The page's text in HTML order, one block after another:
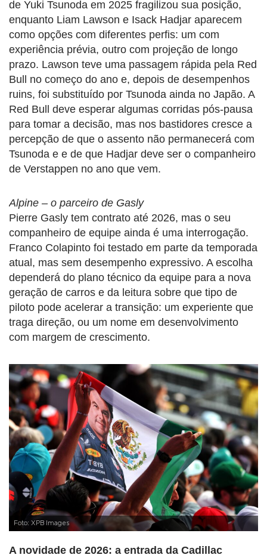
de Yuki Tsunoda em 2025 fragilizou sua posição,
enquanto Liam Lawson e Isack Hadjar aparecem
como opções com diferentes perfis: um com
experiência prévia, outro com projeção de longo
prazo. Lawson teve uma passagem rápida pela Red
Bull no começo do ano e, depois de desempenhos
ruins, foi substituído por Tsunoda ainda no Japão. A
Red Bull deve esperar algumas corridas pós-pausa
para tomar a decisão, mas nos bastidores cresce a
percepção de que o assento não permanecerá com
Tsunoda e e de que Hadjar deve ser o companheiro
de Verstappen no ano que vem.
Alpine – o parceiro de Gasly
Pierre Gasly tem contrato até 2026, mas o seu
companheiro de equipe ainda é uma interrogação.
Franco Colapinto foi testado em parte da temporada
atual, mas sem desempenho expressivo. A escolha
dependerá do plano técnico da equipe para a nova
geração de carros e da leitura sobre que tipo de
piloto pode acelerar a transição: um experiente que
traga direção, ou um nome em desenvolvimento
com margem de crescimento.
Foto: XPB Images
A novidade de 2026: a entrada da Cadillac